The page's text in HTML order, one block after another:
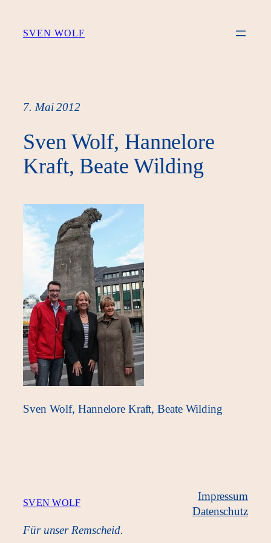
Inhalt
SVEN WOLF
7. Mai 2012
Sven Wolf, Hannelore
Kraft, Beate Wilding
Sven Wolf, Hannelore Kraft, Beate Wilding
SVEN WOLF
Für unser Remscheid.
Impressum
Datenschutz